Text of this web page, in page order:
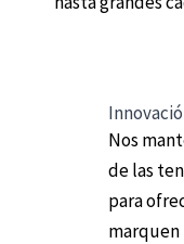
Nos
de las
para
marquen